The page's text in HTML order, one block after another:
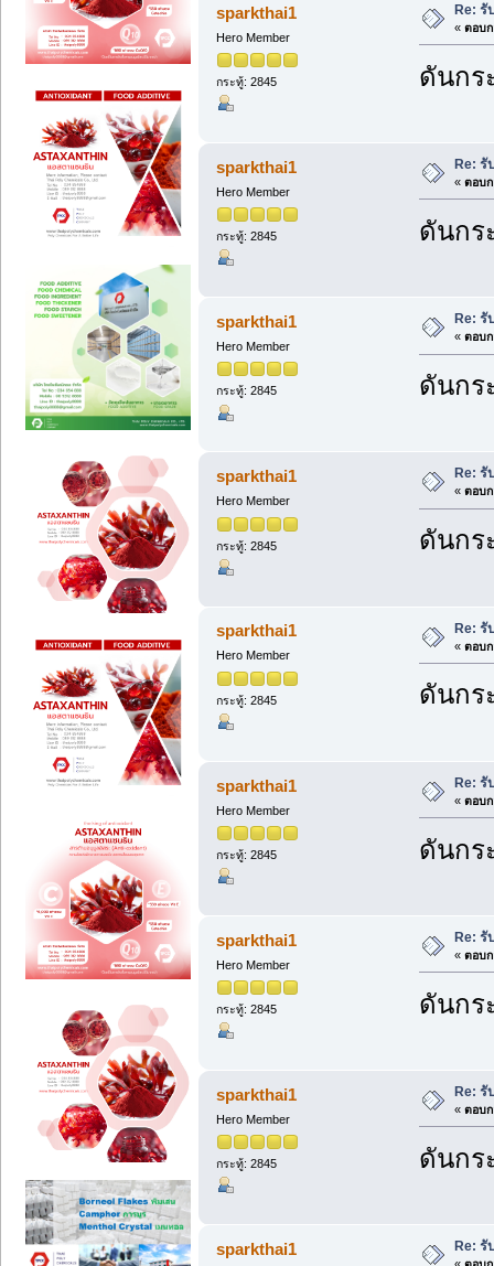
sparkthai1
Hero Member
กระทู้: 2845
Re: รั
« ตอบก
ดันกร
sparkthai1
Hero Member
กระทู้: 2845
Re: รั
« ตอบก
ดันกร
sparkthai1
Hero Member
กระทู้: 2845
Re: รั
« ตอบก
ดันกร
sparkthai1
Hero Member
กระทู้: 2845
Re: รั
« ตอบก
ดันกร
sparkthai1
Hero Member
กระทู้: 2845
Re: รั
« ตอบก
ดันกร
sparkthai1
Hero Member
กระทู้: 2845
Re: รั
« ตอบก
ดันกร
sparkthai1
Hero Member
กระทู้: 2845
Re: รั
« ตอบก
ดันกร
sparkthai1
Hero Member
กระทู้: 2845
Re: รั
« ตอบก
ดันกร
sparkthai1 Re: รั